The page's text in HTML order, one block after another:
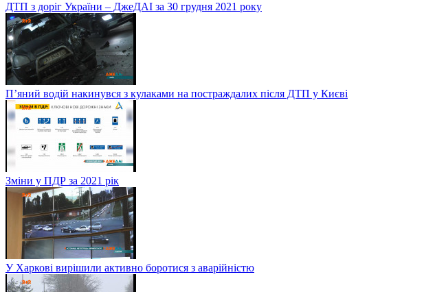
ДТП з доріг України – ДжеДАІ за 30 грудня 2021 року
П’яний водій накинувся з кулаками на постраждалих після ДТП у Києві
Зміни у ПДР за 2021 рік
У Харкові вирішили активно боротися з аварійністю